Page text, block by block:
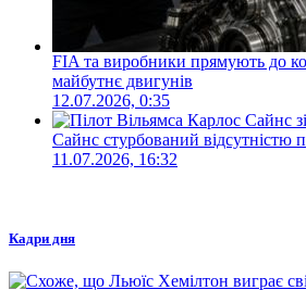
FIA та виробники прямують до
майбутнє двигунів
12.07.2026, 0:35
Сайнс стурбований відсутністю
11.07.2026, 16:32
Кадри дня